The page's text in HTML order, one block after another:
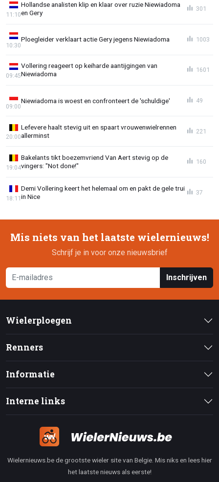
Hollandse analisten klip en klaar over ruzie Niewiadoma
en Gery
11:10
301
Ploegleider verklaart actie Gery jegens Niewiadoma
10:30
1003
Vollering reageert op keiharde aantijgingen van
Niewiadoma
09:45
1601
Niewiadoma is woest en confronteert de 'schuldige'
09:00
49
Lefevere haalt stevig uit en spaart vrouwenwielrennen
allerminst
20:00
221
Bakelants tikt boezemvriend Van Aert stevig op de
vingers: "Not done!"
19:04
160
Demi Vollering keert het helemaal om en pakt de gele trui
in Nice
18:11
37
Mis niets van het laatste wielernieuws!
Schrijf je in voor onze nieuwsbrief
Inschrijven
Wielerploegen
Renners
Informatie
Interne links
Wielernieuws.be de grootste wieler site van Belgie. Mis niks en lees hier
het laatste nieuws als eerste!